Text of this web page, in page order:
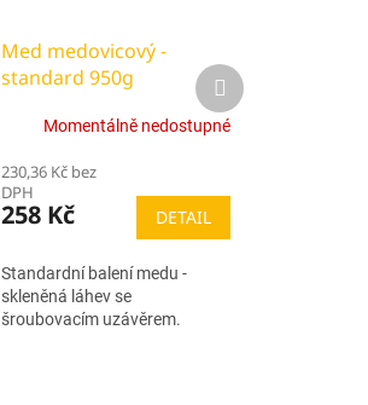
Med medovicový -
standard 950g
Momentálně nedostupné
230,36 Kč bez
DPH
258 Kč DETAIL
Standardní balení medu -
skleněná láhev se
šroubovacím uzávěrem.
Další
produkt